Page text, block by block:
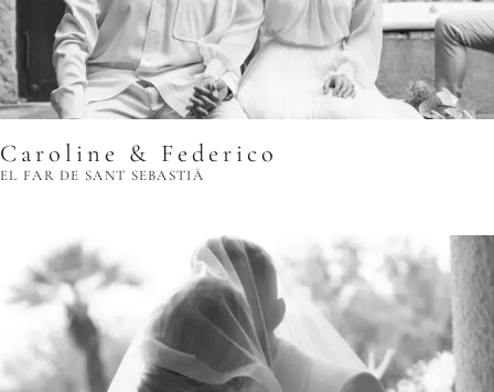
Caroline & Federico
EL FAR DE SANT SEBASTIÀ